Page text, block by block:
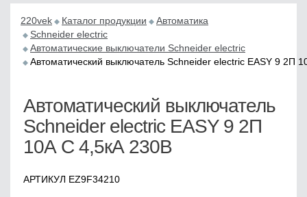
220vek Каталог продукции
Автоматика
Schneider electric
Автоматические выключатели Schneider electric
Автоматический выключатель Schneider electric EASY 9 2П
Автоматический выключатель
Schneider electric EASY 9 2П
10А С 4,5кА 230В
АРТИКУЛ EZ9F34210